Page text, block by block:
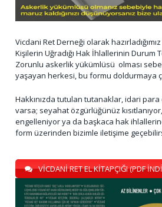
Vicdani Ret Derneği olarak
Kişilerin Uğradığı Hak İhlallerinin Durum
Zorunlu askerlik yükümlüsü olması
yaşayan herkesi, bu formu doldurmaya
Hakkınızda tutulan tutanaklar, idari para
varsa; seyahat özgürlüğünüz
engelleniyor ya da başkaca hak
form üzerinden bizimle iletişime
VİCDANİ RET EL KİTAPÇIĞI (PDF